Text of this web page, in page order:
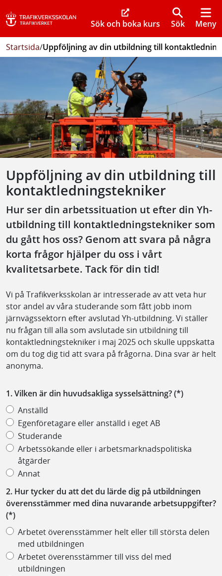
Sök och boka kurs Sök Meny
Startsida/Uppföljning av din utbildning till
Uppföljning av din utbildning till
kontaktledningstekniker
Hur ser din arbetssituation ut efter din Yh-
utbildning till kontaktledningstekniker som
du gått hos oss? Genom att svara på några
korta frågor hjälper du oss i vårt
kvalitetsarbete. Tack för din tid!
Vi på Trafikverksskolan är intresserade av att veta hur
stor andel av våra studerande som fått jobb inom
järnvägssektorn efter avslutad Yh-utbildning. Vi ställer
nu frågan till alla som avslutade sin utbildning till
kontaktledningstekniker i maj 2025 och skulle uppskatta
om du tog dig tid att svara på frågorna. Dina svar är helt
anonyma.
1. Vilken är din huvudsakliga sysselsättning?
Anställd
Egenföretagare eller anställd i eget AB
Studerande
Arbetssökande eller i arbetsmarknadspolitiska
åtgärder
Annat
2. Hur tycker du att det du lärde dig på utbildningen
överensstämmer med dina nuvarande arbetsuppgifter?
Arbetet överensstämmer helt eller till största delen
med utbildningen
Arbetet överensstämmer till viss del med
utbildningen